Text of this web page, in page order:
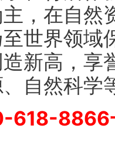
，在自然
世界领域
新高，享
自然科学
618-8866